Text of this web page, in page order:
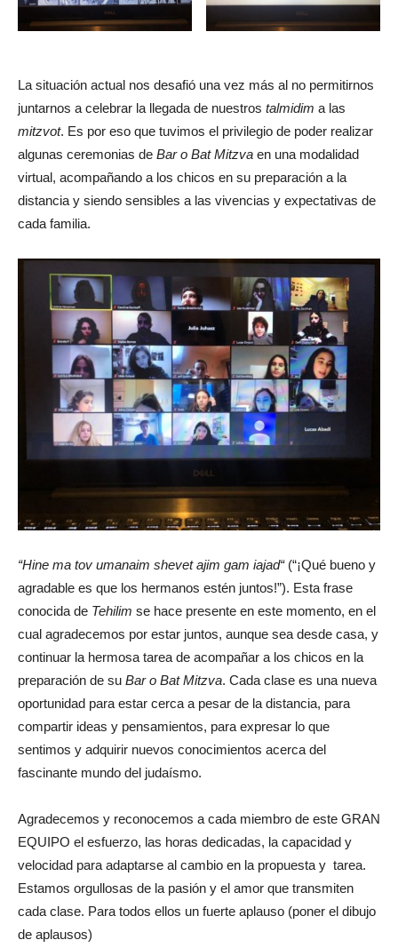
La situación actual nos desafió una vez más al no permitirnos
juntarnos a celebrar la llegada de nuestros talmidim a las
mitzvot. Es por eso que tuvimos el privilegio de poder realizar
algunas ceremonias de Bar o Bat Mitzva en una modalidad
virtual, acompañando a los chicos en su preparación a la
distancia y siendo sensibles a las vivencias y expectativas de
cada familia.
“Hine ma tov umanaim shevet ajim gam iajad“ (“¡Qué bueno y
agradable es que los hermanos estén juntos!”). Esta frase
conocida de Tehilim se hace presente en este momento, en el
cual agradecemos por estar juntos, aunque sea desde casa, y
continuar la hermosa tarea de acompañar a los chicos en la
preparación de su Bar o Bat Mitzva. Cada clase es una nueva
oportunidad para estar cerca a pesar de la distancia, para
compartir ideas y pensamientos, para expresar lo que
sentimos y adquirir nuevos conocimientos acerca del
fascinante mundo del judaísmo.
Agradecemos y reconocemos a cada miembro de este GRAN
EQUIPO el esfuerzo, las horas dedicadas, la capacidad y
velocidad para adaptarse al cambio en la propuesta y tarea.
Estamos orgullosas de la pasión y el amor que transmiten
cada clase. Para todos ellos un fuerte aplauso (poner el dibujo
de aplausos)